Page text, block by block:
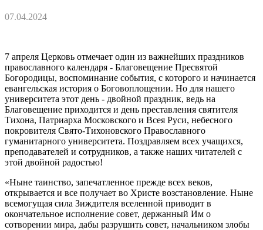
07.04.2024
7 апреля Церковь отмечает один из важнейших праздников
православного календаря - Благовещение Пресвятой
Богородицы, воспоминание события, с которого и начинается
евангельская история о Боговоплощении. Но для нашего
университета этот день - двойной праздник, ведь на
Благовещение приходится и день преставления святителя
Тихона, Патриарха Московского и Всея Руси, небесного
покровителя Свято-Тихоновского Православного
гуманитарного университета. Поздравляем всех учащихся,
преподавателей и сотрудников, а также наших читателей с
этой двойной радостью!
«Ныне таинство, запечатленное прежде всех веков,
открывается и все получает во Христе возстановление. Ныне
всемогущая сила Зиждителя вселенной приводит в
окончательное исполнение совет, держанный Им о
сотворении мира, дабы разрушить совет, начальником злобы